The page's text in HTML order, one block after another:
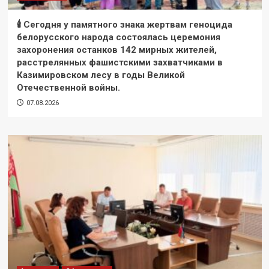
🕯 Сегодня у памятного знака жертвам геноцида
белорусского народа состоялась церемония
захоронения останков 142 мирных жителей,
расстрелянных фашистскими захватчиками в
Казимировском лесу в годы Великой
Отечественной войны.
07.08.2026